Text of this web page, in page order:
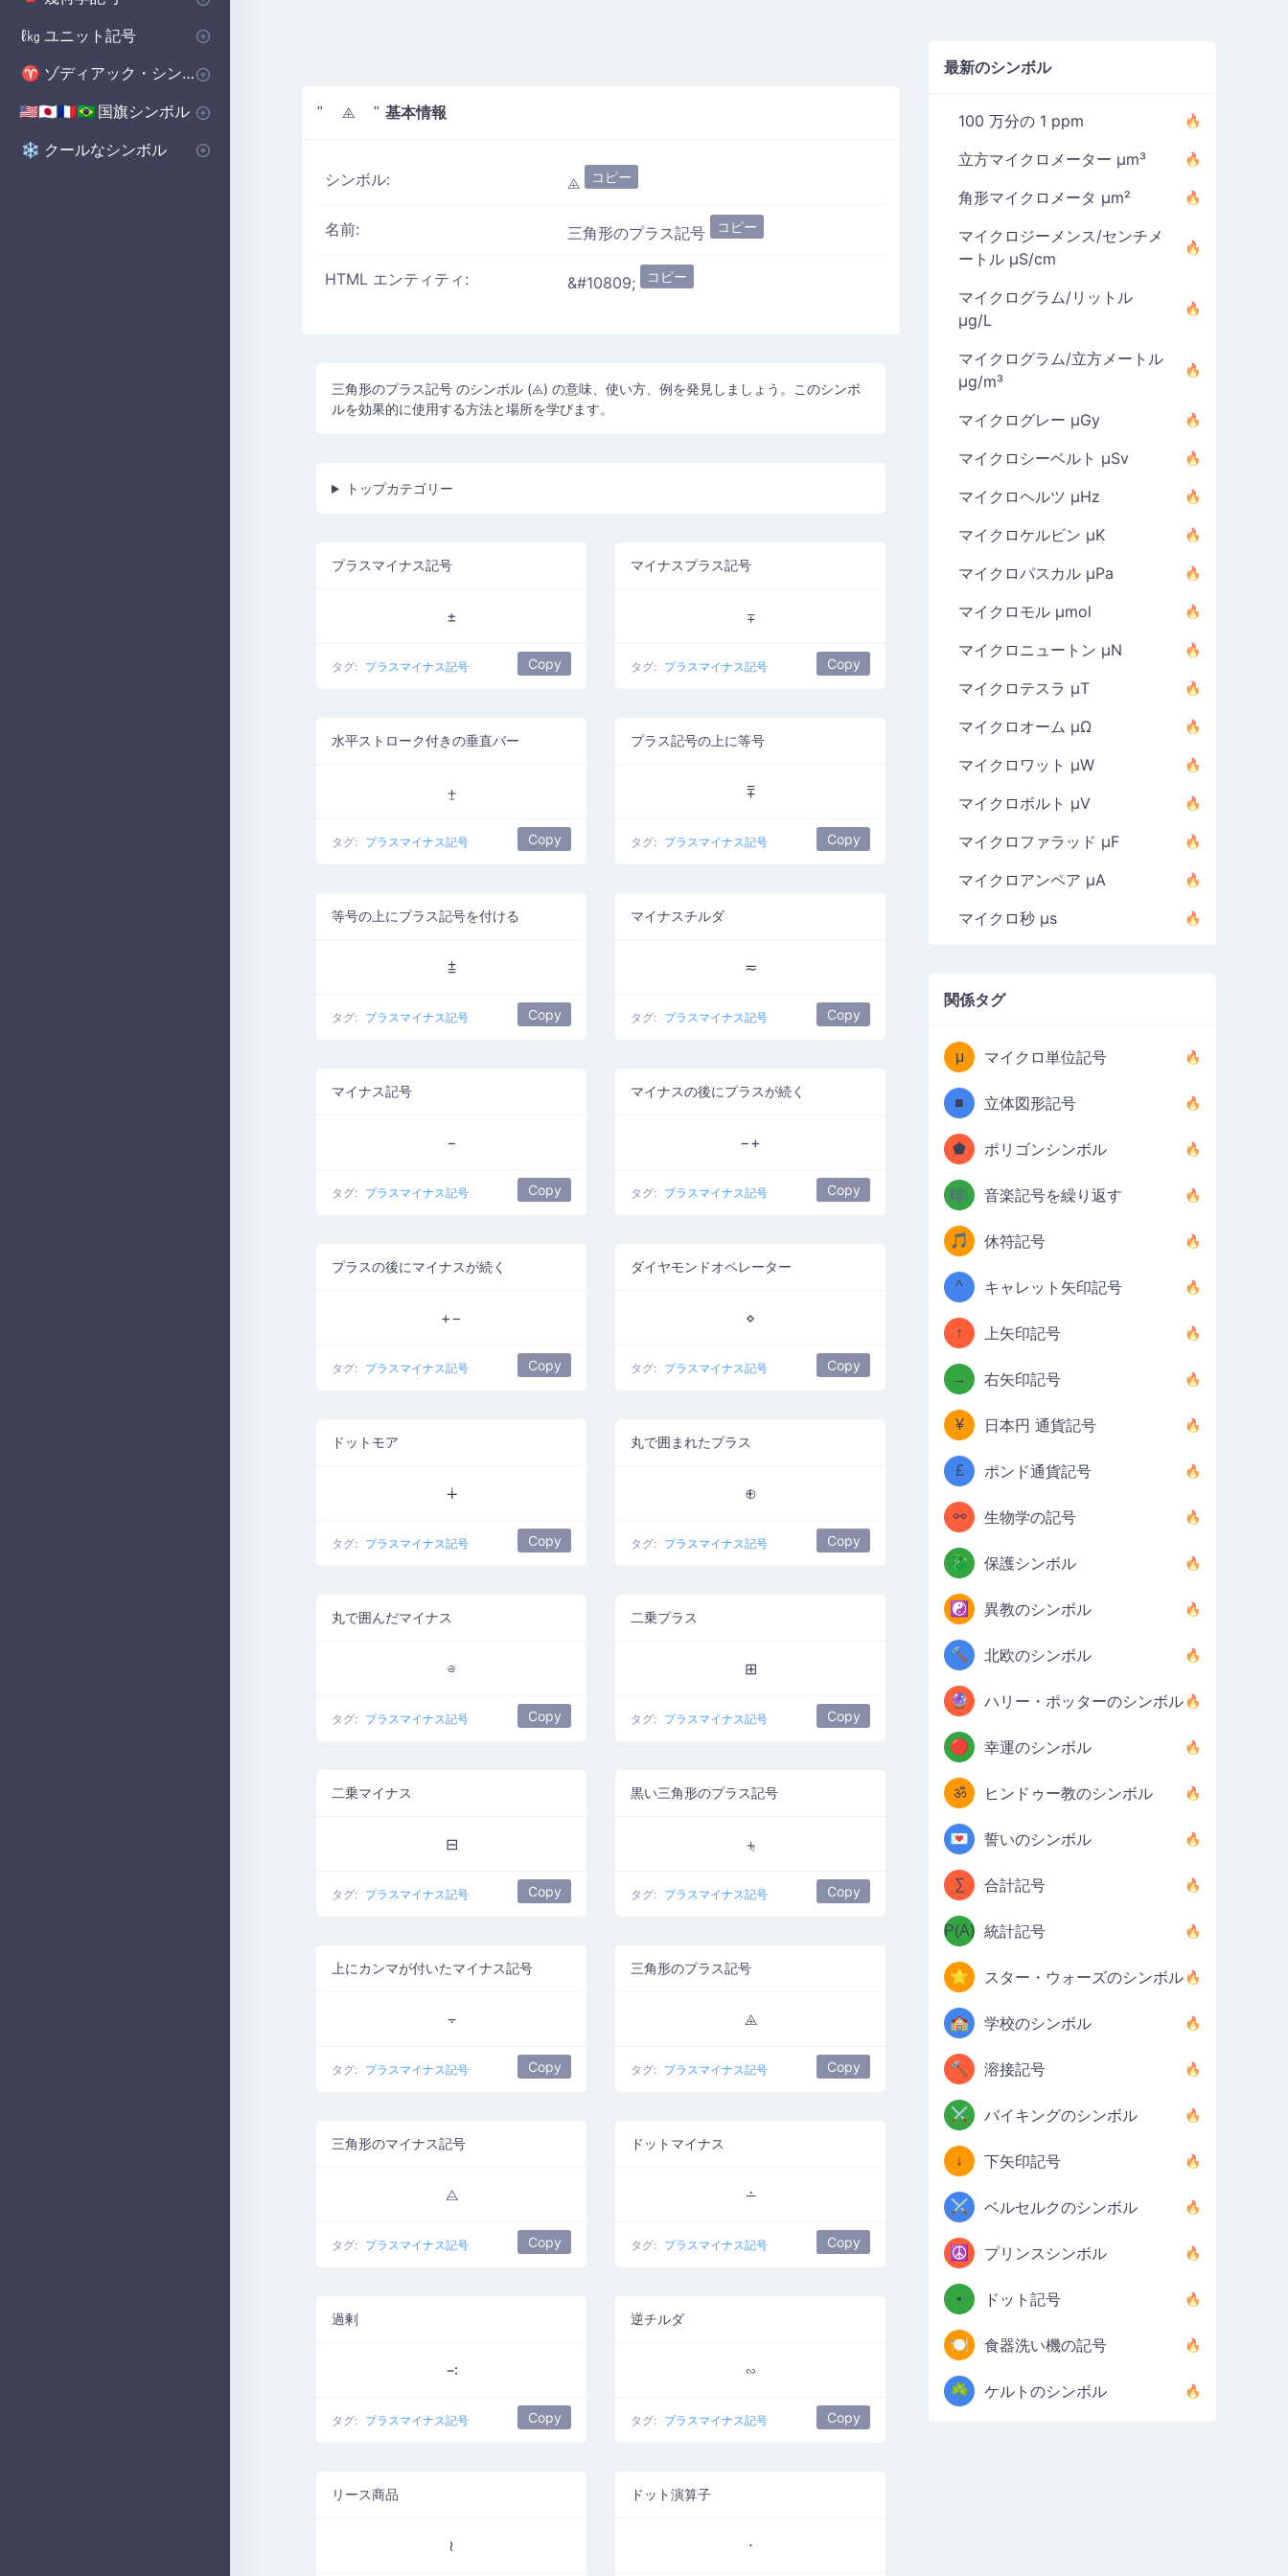
" ⨹ " 基本情報
シンボル: ⨹ コピー
名前: 三角形のプラス記号 コピー
HTML エンティティ: &#10809; コピー
三角形のプラス記号 のシンボル (⨹) の意味、使い方、例を発見しましょう。このシンボ
ルを効果的に使用する方法と場所を学びます。
トップカテゴリー
プラスマイナス記号
±
タグ: プラスマイナス記号 Copy
マイナスプラス記号
∓
タグ: プラスマイナス記号 Copy
水平ストローク付きの垂直バー
⨦
タグ: プラスマイナス記号 Copy
プラス記号の上に等号
⩱
タグ: プラスマイナス記号 Copy
等号の上にプラス記号を付ける
⩲
タグ: プラスマイナス記号 Copy
マイナスチルダ
≂
タグ: プラスマイナス記号 Copy
マイナス記号
−
タグ: プラスマイナス記号 Copy
マイナスの後にプラスが続く
−+
タグ: プラスマイナス記号 Copy
プラスの後にマイナスが続く
+−
タグ: プラスマイナス記号 Copy
ダイヤモンドオペレーター
⋄
タグ: プラスマイナス記号 Copy
ドットモア
∔
タグ: プラスマイナス記号 Copy
丸で囲まれたプラス
⊕
タグ: プラスマイナス記号 Copy
丸で囲んだマイナス
⊖
タグ: プラスマイナス記号 Copy
二乗プラス
⊞
タグ: プラスマイナス記号 Copy
二乗マイナス
⊟
タグ: プラスマイナス記号 Copy
黒い三角形のプラス記号
⨧
タグ: プラスマイナス記号 Copy
上にカンマが付いたマイナス記号
⨪
タグ: プラスマイナス記号 Copy
三角形のプラス記号
⨹
タグ: プラスマイナス記号 Copy
三角形のマイナス記号
⨺
タグ: プラスマイナス記号 Copy
ドットマイナス
∸
タグ: プラスマイナス記号 Copy
過剰
∹
タグ: プラスマイナス記号 Copy
逆チルダ
∽
タグ: プラスマイナス記号 Copy
リース商品
≀
ドット演算子
⋅
最新のシンボル
100 万分の 1 ppm
立方マイクロメーター µm³
角形マイクロメータ µm²
マイクロジーメンス/センチメ
ートル µS/cm
マイクログラム/リットル
µg/L
マイクログラム/立方メートル
µg/m³
マイクログレー µGy
マイクロシーベルト µSv
マイクロヘルツ µHz
マイクロケルビン µK
マイクロパスカル µPa
マイクロモル µmol
マイクロニュートン µN
マイクロテスラ µT
マイクロオーム µΩ
マイクロワット µW
マイクロボルト µV
マイクロファラッド µF
マイクロアンペア µA
マイクロ秒 µs
関係タグ
μ マイクロ単位記号
■ 立体図形記号
⬟ ポリゴンシンボル
🎼 音楽記号を繰り返す
🎵 休符記号
^ キャレット矢印記号
↑ 上矢印記号
→ 右矢印記号
¥ 日本円 通貨記号
£ ポンド通貨記号
⚯ 生物学の記号
🐉 保護シンボル
☯️ 異教のシンボル
🔨 北欧のシンボル
🔮 ハリー・ポッターのシンボル
🔴 幸運のシンボル
ॐ ヒンドゥー教のシンボル
💌 誓いのシンボル
∑ 合計記号
P(A) 統計記号
⭐ スター・ウォーズのシンボル
🏫 学校のシンボル
🔨 溶接記号
⚔️ バイキングのシンボル
↓ 下矢印記号
⚔️ ベルセルクのシンボル
☮️ プリンスシンボル
• ドット記号
🍽️ 食器洗い機の記号
☘️ ケルトのシンボル
🔺 基本図形
⬟ ポリゴンシンボル
■ 立体図形記号
ℓ㎏ ユニット記号
📏 体積単位 記号
μ マイクロ単位記号
♈ ゾディアック・シンボル
♈ 西洋の星座シンボル
🇺🇸🇯🇵🇫🇷🇧🇷 国旗シンボル
の 国のシンボル
🇺🇸🇬🇧🇨🇳国旗シンボル
❄️ クールなシンボル